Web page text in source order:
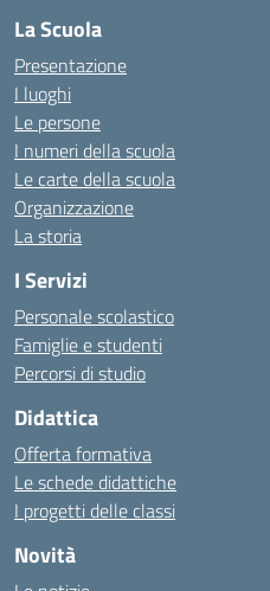
La Scuola
Presentazione
I luoghi
Le persone
I numeri della scuola
Le carte della scuola
Organizzazione
La storia
I Servizi
Personale scolastico
Famiglie e studenti
Percorsi di studio
Didattica
Offerta formativa
Le schede didattiche
I progetti delle classi
Novità